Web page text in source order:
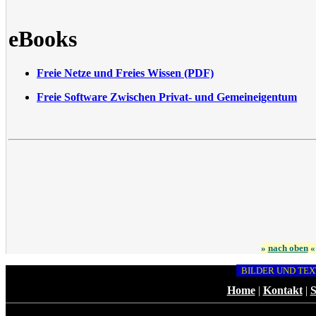
eBooks
Freie Netze und Freies Wissen (PDF)
Freie Software Zwischen Privat- und Gemeineigentum
» nach oben«
BILDER UND
Home| Kontakt|